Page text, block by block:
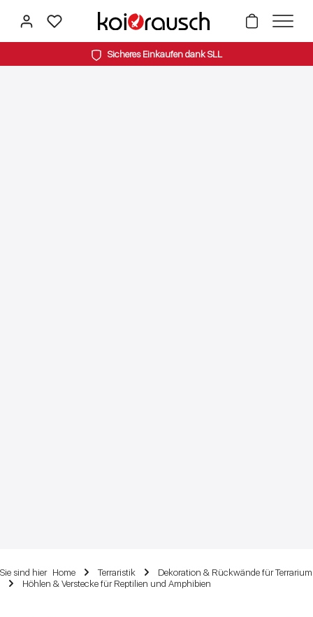
springen
Sicheres Einkaufen dank SLL
Sie sind hier Home Terraristik
Dekoration & Rückwände für Terrarium
Höhlen & Verstecke für Reptilien und Amphibien